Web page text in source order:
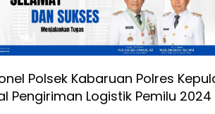
Polsek Kabaruan Polres
Pengiriman Logistik Pemilu 2024